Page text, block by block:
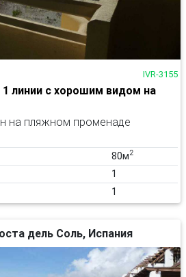
IVR-3155
1 линии с хорошим видом на
на пляжном променаде
80м2
1
1
дель Соль, Испания